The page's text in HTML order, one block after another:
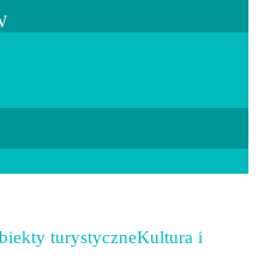
turystyczneKultura i